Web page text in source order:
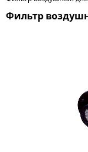
Фильтр